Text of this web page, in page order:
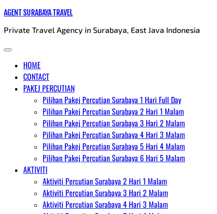
Skip
content
AGENT SURABAYA TRAVEL
Private Travel Agency in Surabaya, East Java Indonesia
HOME
CONTACT
PAKEJ PERCUTIAN
Pilihan Pakej Percutian Surabaya 1 Hari Full Day
Pilihan Pakej Percutian Surabaya 2 Hari 1 Malam
Pilihan Pakej Percutian Surabaya 3 Hari 2 Malam
Pilihan Pakej Percutian Surabaya 4 Hari 3 Malam
Pilihan Pakej Percutian Surabaya 5 Hari 4 Malam
Pilihan Pakej Percutian Surabaya 6 Hari 5 Malam
AKTIVITI
Aktiviti Percutian Surabaya 2 Hari 1 Malam
Aktiviti Percutian Surabaya 3 Hari 2 Malam
Aktiviti Percutian Surabaya 4 Hari 3 Malam